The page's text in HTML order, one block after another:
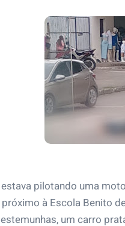
pilotando uma
próximo à Escola Benito
um carro